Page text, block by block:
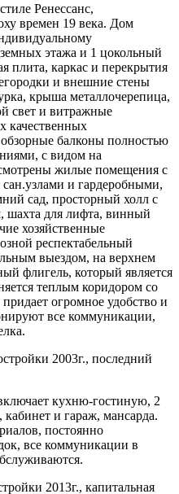
Ренессанс,
времен 19 века. Дом
этажа и 1 цокольный
плита, каркас и перекрытия
и внешние стены
крыша металлочерепица,
свет и витражные
качественных
балконы полностью
с видом на
жилые помещения с
и гардеробными,
сад, просторный холл с
для лифта, винный
хозяйственные
респектабельный
выездом, на верхнем
флигель, который является
теплым коридором со
огромное удобство и
все коммуникации,
2003г., последний
кухню-гостиную, 2
и гараж, мансарда.
постоянно
все коммуникации в
2013г., капитальная